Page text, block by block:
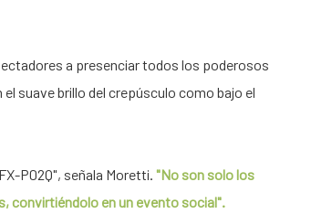
a presenciar todos los poderosos
suave brillo del crepúsculo como bajo el
P02Q", señala Moretti. "No son solo los
convirtiéndolo en un evento social".